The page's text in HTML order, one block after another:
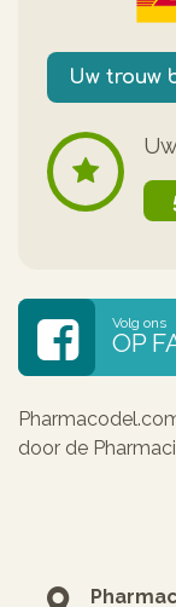
Uw trouw
Volg ons
OP
door de